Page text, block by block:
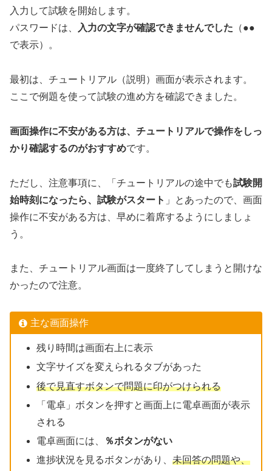
入力して試験を開始します。
パスワードは、
入力の文字が確認できませんでした （●●
で表示）。
最初は、チュートリアル（説明）画面が表示されます。
ここで例題を使って試験の進め方を確認できました。
画面操作に不安がある方は、チュートリアルで操作をしっ
かり確認するのがおすすめです。
ただし、注意事項に、「チュートリアルの途中でも試験開
始時刻になったら、試験がスタート 」とあったので、画面
操作に不安がある方は、早めに着席するようにしましょ
う。
また、チュートリアル画面は一度終了してしまうと開けな
かったので注意。
主な画面操作
残り時間は画面右上に表示
文字サイズを変えられるタブがあった
後で見直すボタンで問題に印がつけられる
「電卓」ボタンを押すと画面上に電卓画面が表示
される
電卓画面には、
％ボタンがない
進捗状況を見るボタンがあり、 未回答の問題や、